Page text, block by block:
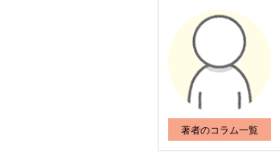
著者のコラム一覧